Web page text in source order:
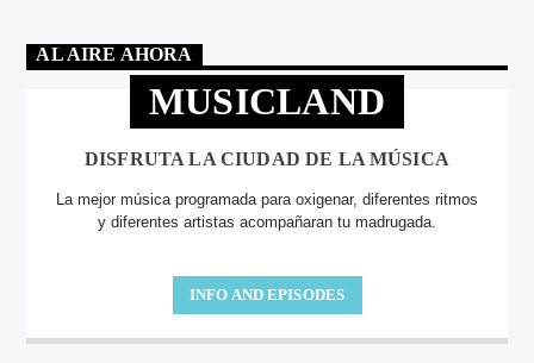
AL AIRE AHORA
MUSICLAND
DISFRUTA LA CIUDAD DE LA MÚSICA
La mejor música programada para oxigenar, diferentes ritmos
y diferentes artistas acompañaran tu madrugada.
INFO AND EPISODES